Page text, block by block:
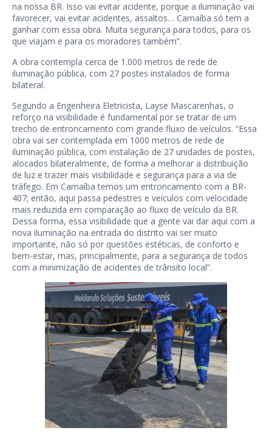
na nossa BR. Isso vai evitar acidente, porque a iluminação vai
favorecer, vai evitar acidentes, assaltos… Carnaíba só tem a
ganhar com essa obra. Muita segurança para todos, para os
que viajam e para os moradores também”.
A obra contempla cerca de 1.000 metros de rede de
iluminação pública, com 27 postes instalados de forma
bilateral.
Segundo a Engenheira Eletricista, Layse Mascarenhas, o
reforço na visibilidade é fundamental por se tratar de um
trecho de entroncamento com grande fluxo de veículos. “Essa
obra vai ser contemplada em 1000 metros de rede de
iluminação pública, com instalação de 27 unidades de postes,
alocados bilateralmente, de forma a melhorar a distribuição
de luz e trazer mais visibilidade e segurança para a via de
tráfego. Em Carnaíba temos um entroncamento com a BR-
407; então, aqui passa pedestres e veículos com velocidade
mais reduzida em comparação ao fluxo de veículo da BR.
Dessa forma, essa visibilidade que a gente vai dar aqui com a
nova iluminação na entrada do distrito vai ser muito
importante, não só por questões estéticas, de conforto e
bem-estar, mas, principalmente, para a segurança de todos
com a minimização de acidentes de trânsito local”.